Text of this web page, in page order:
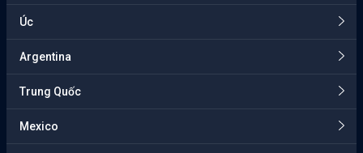
Úc
Argentina
Trung Quốc
Mexico